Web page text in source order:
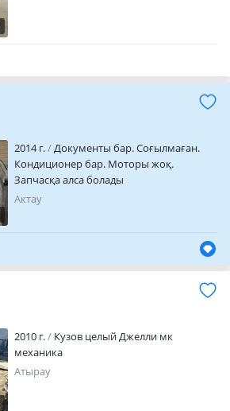
2014 г.
Документы бар. Соғылмаған.
Кондиционер бар. Моторы жоқ.
Запчасқа алса болады
Актау
2010 г.
Кузов целый Джелли мк
механика
Атырау